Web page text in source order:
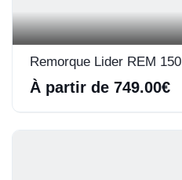
Remorque Lider REM 150
À partir de 749.00€